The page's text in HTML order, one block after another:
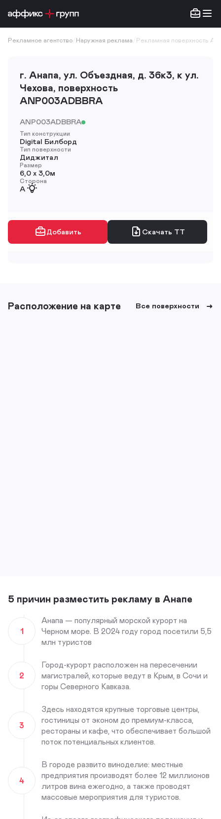
Рекламное агентство Наружная реклама Рекламная поверхность
г. Анапа, ул. Объездная, д. 36к3, к ул.
Чехова, поверхность
ANP003ADBBRA
ANP003ADBBRA
Тип конструкции
Digital Билборд
Тип поверхности
Диджитал
Размер
6,0 х 3,0м
Сторона
A
Добавить Скачать ТТ
Расположение на карте Все поверхности
5 причин разместить рекламу в Анапе
1
Анапа — популярный морской курорт на
Черном море. В 2024 году город посетили 5,5
млн туристов
2
Город-курорт расположен на пересечении
магистралей, которые ведут в Крым, в Сочи и
горы Северного Кавказа.
3
Здесь находятся крупные торговые центры,
гостиницы от эконом до премиум-класса,
рестораны и кафе, что обеспечивает большой
поток потенциальных клиентов.
4
В городе развито виноделие: местные
предприятия производят более 12 миллионов
литров вина ежегодно, а также проводят
массовые мероприятия для туристов.